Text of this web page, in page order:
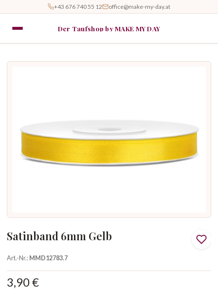
+43 676 740 55 12 office@make-my-day.at
Der Taufshop by MAKE MY DAY
Satinband 6mm Gelb
Art.-Nr.:MMD12783.7
3,90 €